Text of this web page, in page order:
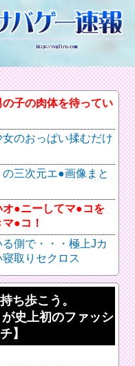
子の肉体を待ってい
のおっぱい揉むだけ
三次元エ●画像まと
●ニーしてマ●コを
●コ！
る側で・・・極上Jカ
取りセクロス
ち歩こう。
史上初のファッシ
】